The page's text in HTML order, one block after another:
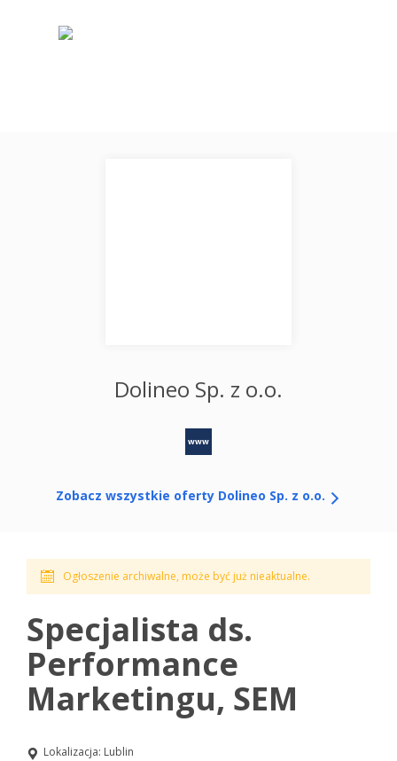
Ogłoszenie archiwalne, może być już nieaktualne.
Specjalista ds.
Performance
Marketingu, SEM
Lokalizacja: Lublin
Dolineo Sp. z o.o.
www
Zobacz wszystkie oferty Dolineo Sp. z o.o.